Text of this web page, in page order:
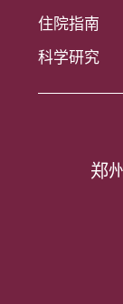
住院指南
科学研究
郑